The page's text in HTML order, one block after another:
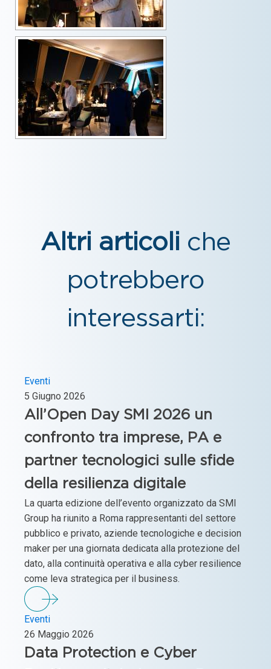
Altri articoli che
potrebbero
interessarti:
Eventi
5 Giugno 2026
All’Open Day SMI 2026 un
confronto tra imprese, PA e
partner tecnologici sulle sfide
della resilienza digitale
La quarta edizione dell’evento organizzato da SMI
Group ha riunito a Roma rappresentanti del settore
pubblico e privato, aziende tecnologiche e decision
maker per una giornata dedicata alla protezione del
dato, alla continuità operativa e alla cyber resilience
come leva strategica per il business.
Eventi
26 Maggio 2026
Data Protection e Cyber